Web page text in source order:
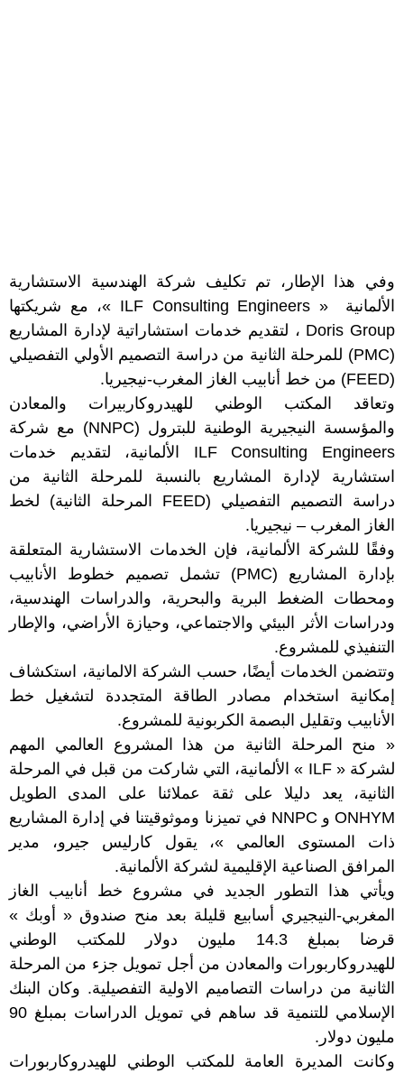
وفي هذا الإطار، تم تكليف شركة الهندسية الاستشارية
الألمانية « ILF Consulting Engineers »، مع شريكتها
Doris Group ، لتقديم خدمات استشاراتية لإدارة المشاريع
(PMC) للمرحلة الثانية من دراسة التصميم الأولي التفصيلي
(FEED) من خط أنابيب الغاز المغرب-نيجيريا.
وتعاقد المكتب الوطني للهيدروكاربيرات والمعادن
والمؤسسة النيجيرية الوطنية للبترول (NNPC) مع شركة
ILF Consulting Engineers الألمانية، لتقديم خدمات
استشارية لإدارة المشاريع بالنسبة للمرحلة الثانية من
دراسة التصميم التفصيلي (FEED المرحلة الثانية) لخط
الغاز المغرب – نيجيريا.
وفقًا للشركة الألمانية، فإن الخدمات الاستشارية المتعلقة
بإدارة المشاريع (PMC) تشمل تصميم خطوط الأنابيب
ومحطات الضغط البرية والبحرية، والدراسات الهندسية،
ودراسات الأثر البيئي والاجتماعي، وحيازة الأراضي، والإطار
التنفيذي للمشروع.
وتتضمن الخدمات أيضًا، حسب الشركة الالمانية، استكشاف
إمكانية استخدام مصادر الطاقة المتجددة لتشغيل خط
الأنابيب وتقليل البصمة الكربونية للمشروع.
« منح المرحلة الثانية من هذا المشروع العالمي المهم
لشركة « ILF » الألمانية، التي شاركت من قبل في المرحلة
الثانية، يعد دليلا على ثقة عملائنا على المدى الطويل
ONHYM و NNPC في تميزنا وموثوقيتنا في إدارة المشاريع
ذات المستوى العالمي »، يقول كارليس جيرو، مدير
المرافق الصناعية الإقليمية لشركة الألمانية.
ويأتي هذا التطور الجديد في مشروع خط أنابيب الغاز
المغربي-النيجيري أسابيع قليلة بعد منح صندوق « أوبك »
قرضا بمبلغ 14.3 مليون دولار للمكتب الوطني
للهيدروكاربورات والمعادن من أجل تمويل جزء من المرحلة
الثانية من دراسات التصاميم الاولية التفصيلية. وكان البنك
الإسلامي للتنمية قد ساهم في تمويل الدراسات بمبلغ 90
مليون دولار.
وكانت المديرة العامة للمكتب الوطني للهيدروكاربورات